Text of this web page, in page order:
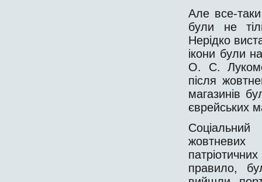
Але все-
були не
Нерідко
ікони були
О. С.
після
магазинів
єврейських
жовтневих
правило,